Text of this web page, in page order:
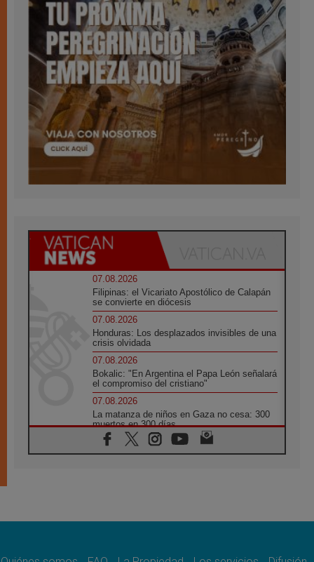
07.08.2026
Filipinas: el Vicariato Apostólico de Calapán
se convierte en diócesis
07.08.2026
Honduras: Los desplazados invisibles de una
crisis olvidada
07.08.2026
Bokalic: "En Argentina el Papa León señalará
el compromiso del cristiano"
07.08.2026
La matanza de niños en Gaza no cesa: 300
muertos en 300 días
07.08.2026
Tagle: La guerra desfigura el mundo, solo la
como misión al servicio del Evangelio